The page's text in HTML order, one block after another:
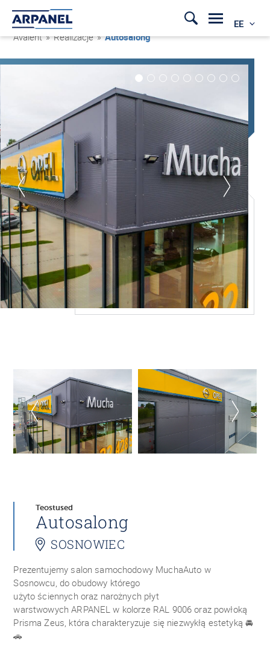
EE
Avaleht » Realizacje »Autosalong
Teostused
Autosalong
SOSNOWIEC
Prezentujemy salon samochodowy MuchaAuto w
Sosnowcu, do obudowy którego
użyto ściennych oraz narożnych płyt
warstwowych ARPANEL w kolorze RAL 9006 oraz powłoką
Prisma Zeus, która charakteryzuje się niezwykłą estetyką 🚘
🚗